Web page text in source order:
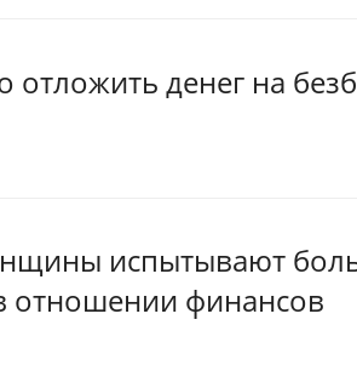
отложить денег на
испытывают
финансов